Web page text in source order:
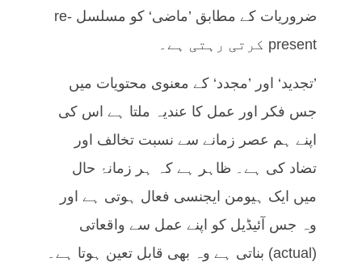
ضروریات کے مطابق ’ماضی‘ کو مسلسل re-
present کرتی رہتی ہے۔
’تجدید‘ اور ’مجدد‘ کے معنوی محتویات میں
جس فکر اور عمل کا عندیہ ملتا ہے اس کی
اپنے ہم عصر زمانے سے نسبت تخالف اور
تضاد کی ہے۔ ظاہر ہے کہ ہر زمانۂ حال
میں ایک ہیومن ایجنسی فعال ہوتی ہے اور
وہ جس آئیڈیل کو اپنے عمل سے واقعاتی
(actual) بناتی ہے وہ بھی قابل تعین ہوتا ہے۔